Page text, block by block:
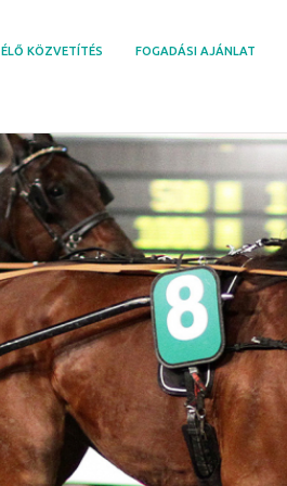
ÉLŐ KÖZVETÍTÉS FOGADÁSI AJÁNLAT